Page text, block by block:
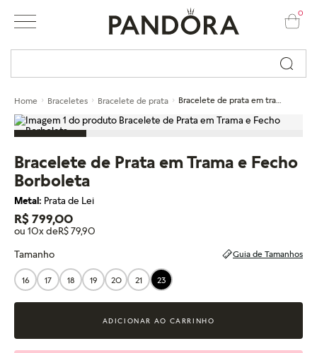
0
Busque por nome ou código...
Home Braceletes Bracelete de prata
Bracelete de Prata em Trama e Fecho
Borboleta
Metal: Prata de Lei
R$ 799,00
ou 10x deR$ 79,90
Tamanho
Guia de Tamanhos
16 17 18 19 20 21 23
ADICIONAR AO CARRINHO